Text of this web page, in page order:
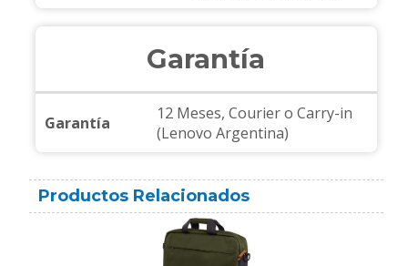
Garantía
Garantía
12 Meses, Courier o Carry-in
(Lenovo Argentina)
Productos Relacionados